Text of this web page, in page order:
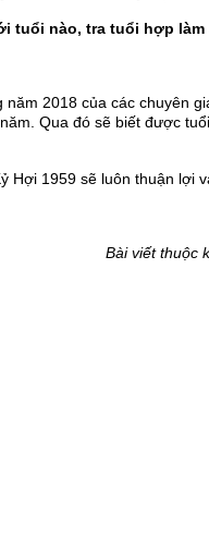
tuổi nào, tra tuổi hợp làm
2018 của các chuyên
Qua đó sẽ biết được
1959 sẽ luôn thuận lợi
Bài viết thuộc